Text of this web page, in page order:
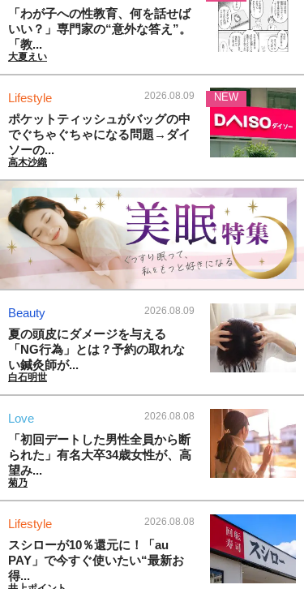
「わが子への性教育、何を話せば
いい？」専門家の“意外な答え”。
「教...
大夏えい
Lifestyle 2026.08.09
ポケットティッシュがバッグの中
でぐちゃぐちゃになる問題→ダイ
ソーの...
高木沙織
NEW
Beauty 2026.08.09
夏の頭皮にダメージを与える
「NG行為」とは？予約の取れな
い鍼灸師が...
白石明世
Love 2026.08.08
「初回デートした男性全員から断
られた」有名大卒34歳女性が、高
望み...
菊乃
Lifestyle 2026.08.08
スシローが10％還元に！「au
PAY」で今すぐ使いたい“最新お
得...